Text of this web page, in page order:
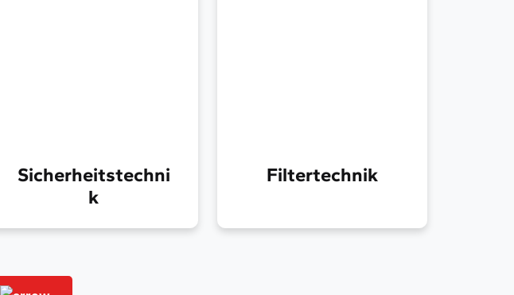
Kunststofflösungen für
Sicherheitstechni
k
Kunststoffkomponente für
Filtertechnik